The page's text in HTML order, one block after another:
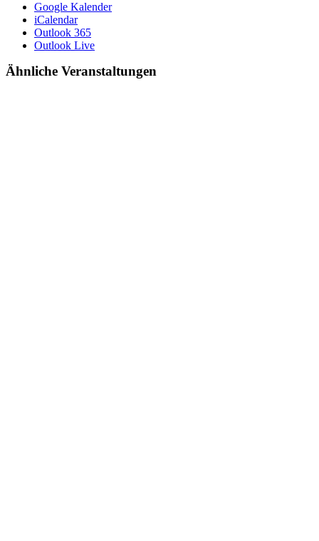
Google Kalender
iCalendar
Outlook 365
Outlook Live
Ähnliche Veranstaltungen